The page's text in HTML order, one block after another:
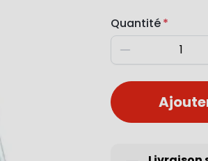
Quantité
Diminuer